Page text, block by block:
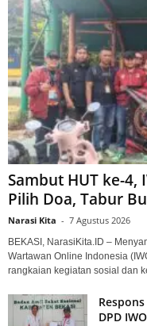
Sambut HUT ke-4,
Pilih Doa, Tabur
Narasi Kita - 7 Agustus 2026
BEKASI, NarasiKita.ID –
Wartawan Online Indonesia
rangkaian kegiatan sosial dan
DPD